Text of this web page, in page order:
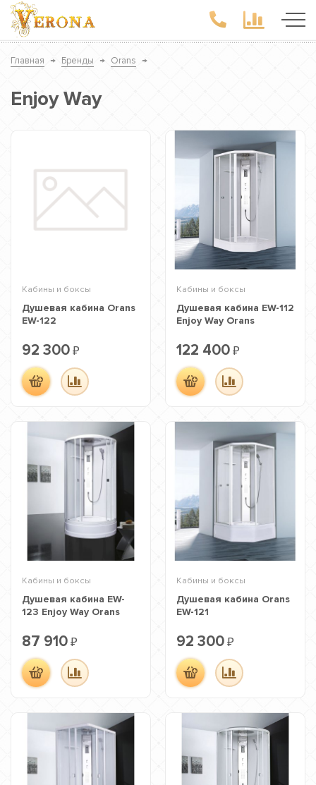
Главная → Бренды → Orans →
Enjoy Way
Кабины и боксы
Душевая кабина Orans
EW-122
92 300 ₽
Кабины и боксы
Душевая кабина EW-112
Enjoy Way Orans
122 400 ₽
Кабины и боксы
Душевая кабина EW-
123 Enjoy Way Orans
87 910 ₽
Кабины и боксы
Душевая кабина Orans
EW-121
92 300 ₽